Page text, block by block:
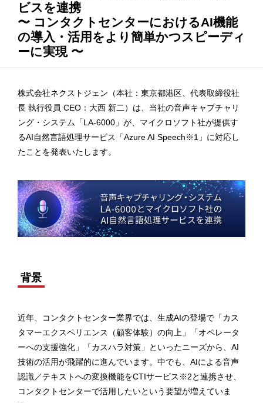
ビスを連携
〜 コンタクトセンターにおけるAI機能
の導入・活用をより簡単かつスピーディ
ーに実現 〜
株式会社ネクストジェン（本社：東京都港区、代表取締役社
長 執行役員 CEO：大西 新二）は、当社の音声キャプチャリ
ング・システム「LA-6000」が、マイクロソフト社が提供す
るAI自然言語処理サービス「Azure AI Speech※1」に対応し
たことを発表いたします。
背景
近年、コンタクトセンター業界では、生成AIの登場で「カス
タマーエクスペリエンス（顧客体験）の向上」「オペレータ
ーへの支援強化」「カスハラ対策」といったニーズから、AI
技術の活用が飛躍的に進んでいます。中でも、AIによる音声
認識／テキストへの変換機能をCTIサービス※2と連携させ、
コンタクトセンターで活用したいという要望が増えていま